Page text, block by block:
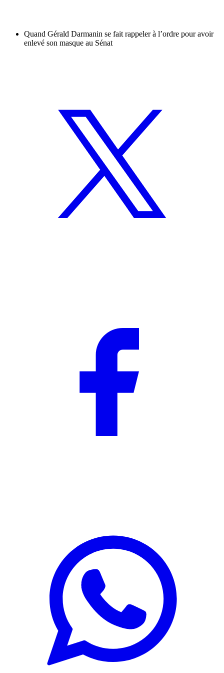
Quand Gérald Darmanin se fait rappeler à l’ordre pour avoir
enlevé son masque au Sénat